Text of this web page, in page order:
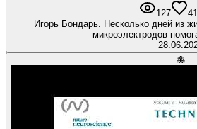
127 4
Игорь Бондарь. Несколько дней из
микроэлектродов
🐙